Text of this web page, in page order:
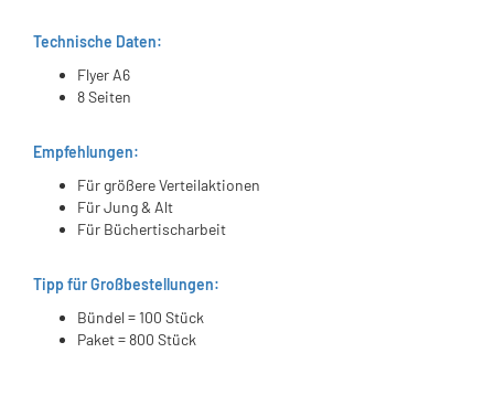
Technische Daten:
Flyer A6
8 Seiten
Empfehlungen:
Für größere Verteilaktionen
Für Jung & Alt
Für Büchertischarbeit
Tipp für Großbestellungen:
Bündel = 100 Stück
Paket = 800 Stück